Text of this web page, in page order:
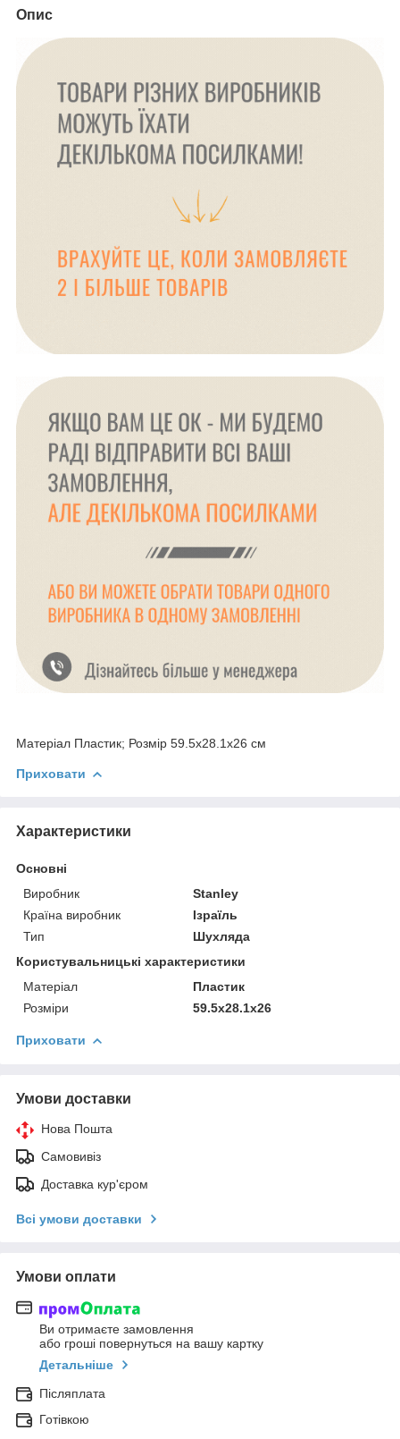
Опис
Матеріал Пластик; Розмір 59.5х28.1х26 см
Приховати
Характеристики
Основні
Виробник
Stanley
Країна виробник
Ізраїль
Тип
Шухляда
Користувальницькі характеристики
Матеріал
Пластик
Розміри
59.5х28.1х26
Приховати
Умови доставки
Нова Пошта
Самовивіз
Доставка кур'єром
Всі умови доставки
Умови оплати
Ви отримаєте замовлення
або гроші повернуться на вашу картку
Детальніше
Післяплата
Готівкою